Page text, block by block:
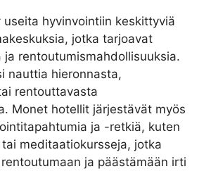
useita hyvinvointiin keskittyviä
jotka tarjoavat
ja rentoutumismahdollisuuksia.
nauttia hieronnasta,
rentouttavasta
Monet hotellit järjestävät myös
ja -retkiä, kuten
meditaatiokursseja, jotka
ja päästämään irti